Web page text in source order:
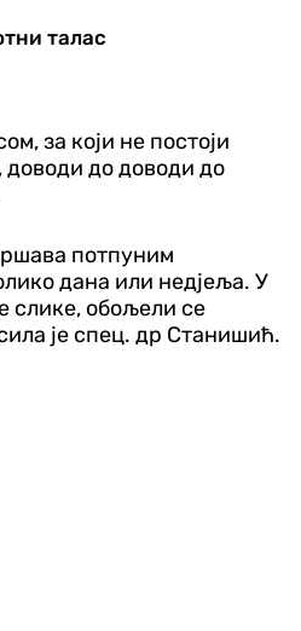
талас
за који не постоји
доводи до доводи до
потпуним
дана или недјеља. У
слике, обољели се
је спец. др Станишић.